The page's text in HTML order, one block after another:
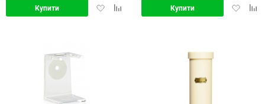
ДодатиДодати
Купити
Додати
Купити